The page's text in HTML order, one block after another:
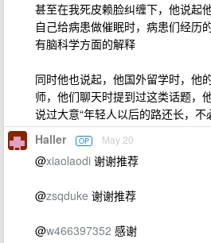
甚至在我死皮赖脸纠缠下，他说起
自己给病患做催眠时，病患们经历
有脑科学方面的解释
同时他也说起，他国外留学时，他
师，他们聊天时提到过这类话题，
说过大意“年轻人以后的路还长，
Haller OP May 20
@xiaolaodi 谢谢推荐
@zsqduke 谢谢推荐
@w466397352 感谢